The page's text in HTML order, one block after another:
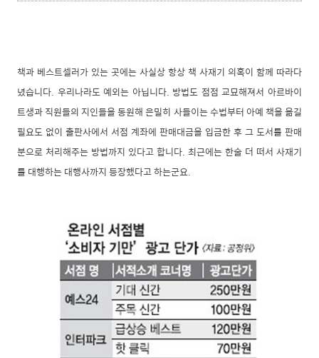
책과 베스트셀러가 있는 곳에는 사실상 항상 책 사재기 의혹이 함께 따라다
녔습니다. 우리나라도 예외는 아닙니다. 방법도 점점 교묘해져서 아르바이
트생과 직원들의 지인들을 동원해 은밀히 사들이는 수법부터 아예 책을 옮길
필요도 없이 출판사에서 서점 계좌에 판매대금을 입금한 후 그 도서를 판매
분으로 처리해주는 방법까지 있다고 합니다. 최근에는 한술 더 떠서 사재기
를 대행하는 대행사까지 등장했다고 하는군요.